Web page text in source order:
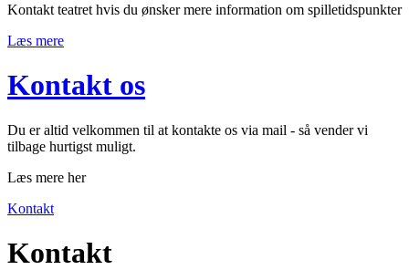
Kontakt teatret hvis du ønsker mere information om spilletidspunkter
Læs mere
Kontakt os
Du er altid velkommen til at kontakte os via mail - så vender vi
tilbage hurtigst muligt.
Læs mere her
Kontakt
Kontakt